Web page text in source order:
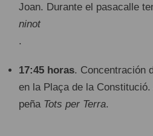
Joan. Durante el pasacalle
ninot
.
17:45 horas. Concentración
en la Plaça de la
peña Tots per Terra.